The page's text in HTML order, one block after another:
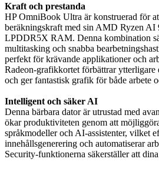
Kraft och prestanda
HP OmniBook Ultra är konstruerad för
beräkningskraft med sin AMD Ryzen AI
LPDDR5X RAM. Denna kombination
multitasking och snabba
perfekt för krävande applikationer och
Radeon-grafikkortet förbättrar ytterligare
och ger fantastisk grafik för både arbete
Intelligent och säker AI
Denna bärbara dator är utrustad med
ökar produktiviteten genom att
språkmodeller och AI-assistenter, vilket
innehållsgenerering och automatiserar
Security-funktionerna säkerställer att